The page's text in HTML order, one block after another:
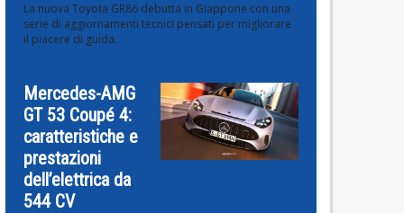
La nuova Toyota GR86 debutta in Giappone con una
serie di aggiornamenti tecnici pensati per migliorare
il piacere di guida.
Mercedes-AMG
GT 53 Coupé 4:
caratteristiche e
prestazioni
dell’elettrica da
544 CV